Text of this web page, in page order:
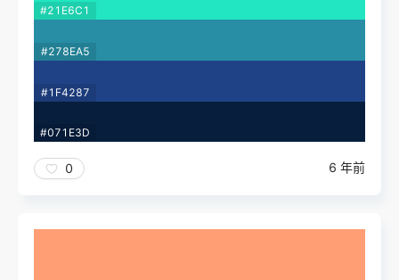
#21E6C1
#278EA5
#1F4287
#071E3D
0 6 年前